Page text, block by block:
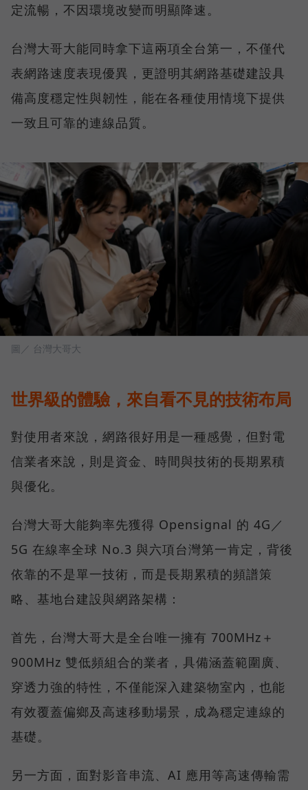
定流暢，不因環境改變而明顯降速。
台灣大哥大能同時拿下這兩項全台第一，不僅代
表網路速度表現優異，更證明其網路基礎建設具
備高度穩定性與韌性，能在各種使用情境下提供
一致且可靠的連線品質。
圖／ 台灣大哥大
世界級的體驗，來自看不見的技術布局
對使用者來說，網路很好用是一種感覺，但對電
信業者來說，則是資金、時間與技術的長期累積
與優化。
台灣大哥大能夠率先獲得 Opensignal 的 4G／
5G 在線率全球 No.3 與六項台灣第一肯定，背後
依靠的不是單一技術，而是長期累積的頻譜策
略、基地台建設與網路架構：
首先，台灣大哥大是全台唯一擁有 700MHz＋
900MHz 雙低頻組合的業者，具備涵蓋範圍廣、
穿透力強的特性，不僅能深入建築物室內，也能
有效覆蓋偏鄉及高速移動場景，成為穩定連線的
基礎。
另一方面，面對影音串流、AI 應用等高速傳輸需